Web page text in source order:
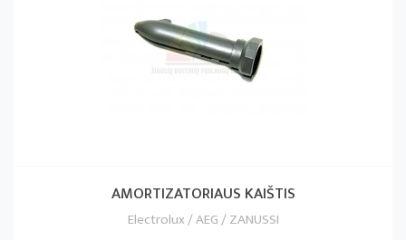
AMORTIZATORIAUS KAIŠTIS
Electrolux / AEG / ZANUSSI